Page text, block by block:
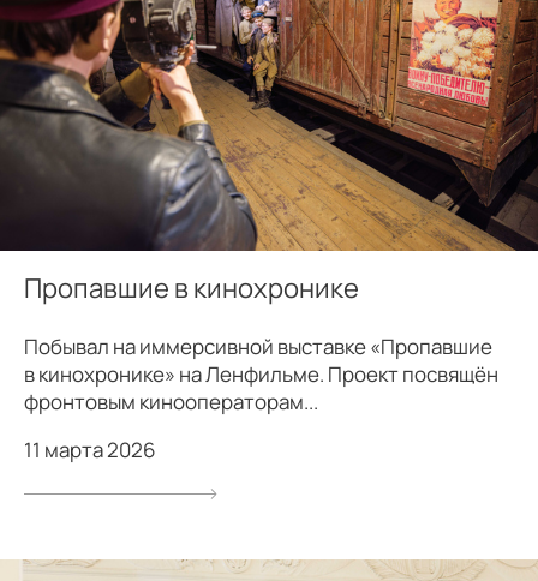
Пропавшие в кинохронике
Побывал на иммерсивной выставке «Пропавшие
в кинохронике» на Ленфильме. Проект посвящён
фронтовым кинооператорам...
11 марта 2026